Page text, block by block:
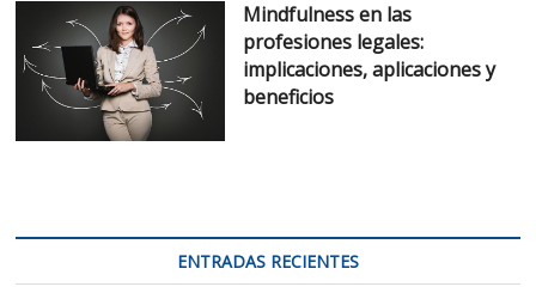
Mindfulness en las
profesiones legales:
implicaciones, aplicaciones y
beneficios
ENTRADAS RECIENTES